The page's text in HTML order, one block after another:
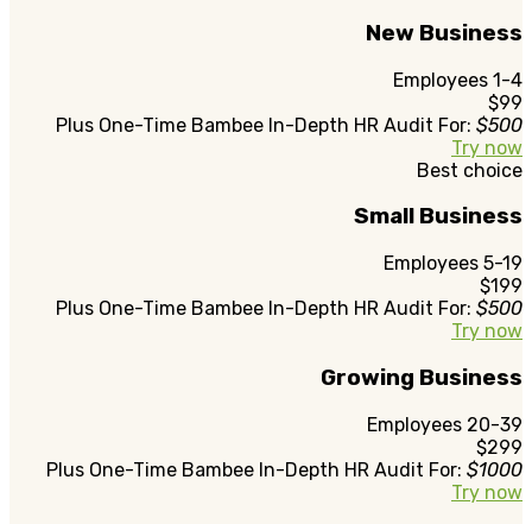
New Business
1-4 Employees
$99
Plus One-Time Bambee In-Depth HR Audit For: $500
Try now
Best choice
Small Business
5-19 Employees
$199
Plus One-Time Bambee In-Depth HR Audit For: $500
Try now
Growing Business
20-39 Employees
$299
Plus One-Time Bambee In-Depth HR Audit For: $1000
Try now